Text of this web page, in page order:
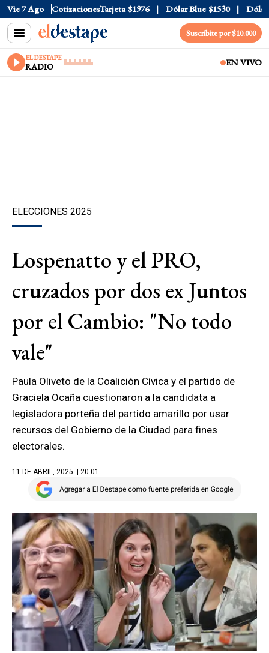
Vie 7 Ago Cotizaciones
$1520 Dólar Tarjeta $1976 Dólar Blue $1530 Dólar
Suscribite por $10.000
EL DESTAPE
RADIO EN VIVO
ELECCIONES 2025
Lospenatto y el PRO,
cruzados por dos ex Juntos
por el Cambio: "No todo
vale"
Paula Oliveto de la Coalición Cívica y el partido de
Graciela Ocaña cuestionaron a la candidata a
legisladora porteña del partido amarillo por usar
recursos del Gobierno de la Ciudad para fines
electorales.
11 DE ABRIL, 2025 | 20.01